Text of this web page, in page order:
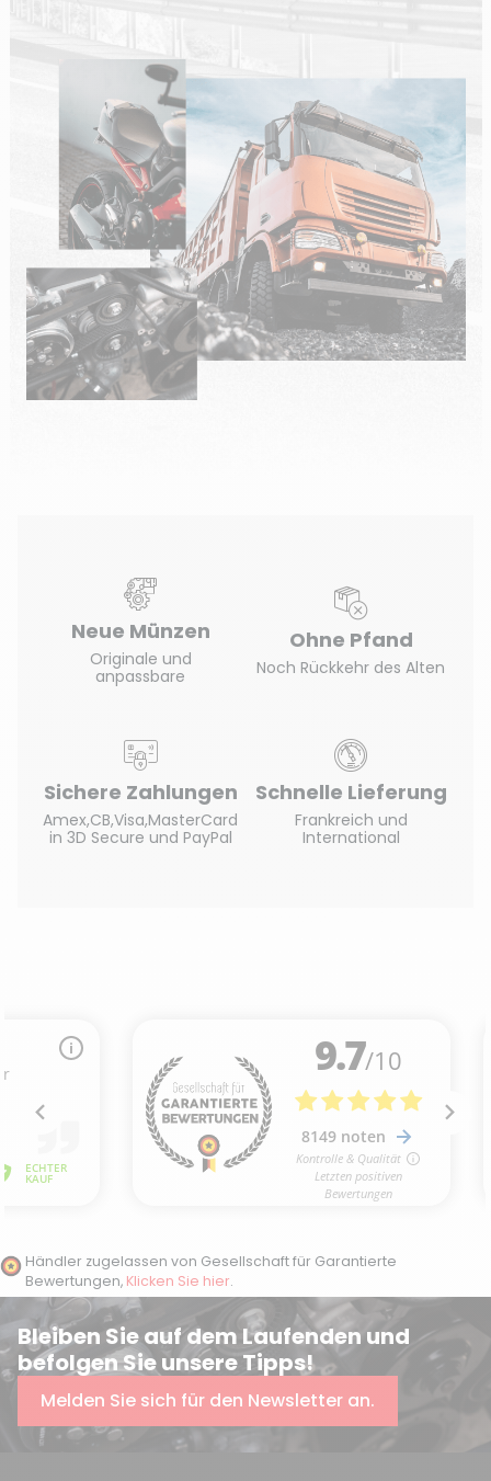
Neue Münzen
Originale und
anpassbare
Ohne Pfand
Noch Rückkehr des Alten
Sichere Zahlungen
Amex,CB,Visa,MasterCard
in 3D Secure und PayPal
Schnelle Lieferung
Frankreich und
International
Händler zugelassen von Gesellschaft für Garantierte
Bewertungen, Klicken Sie hier.
Bleiben Sie auf dem Laufenden und
befolgen Sie unsere Tipps!
Melden Sie sich für den Newsletter an.